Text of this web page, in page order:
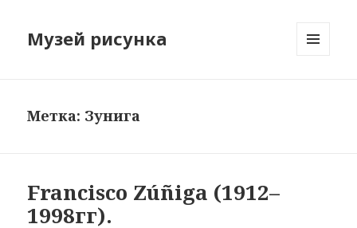
Музей рисунка
Метка: Зунига
Francisco Zúñiga (1912–
1998гг).